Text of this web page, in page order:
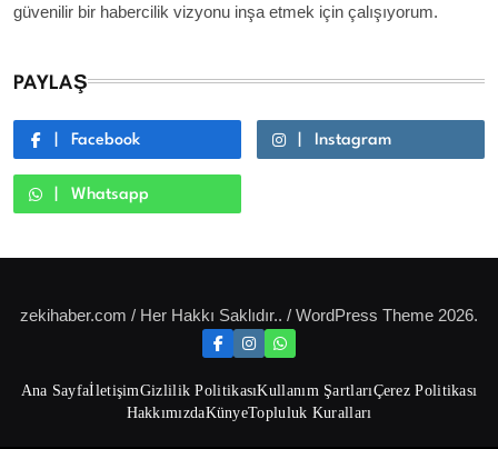
güvenilir bir habercilik vizyonu inşa etmek için çalışıyorum.
PAYLAŞ
Facebook Instagram
Whatsapp
zekihaber.com / Her Hakkı Saklıdır.. / WordPress Theme 2026.
Ana SayfaİletişimGizlilik PolitikasıKullanım ŞartlarıÇerez Politikası
HakkımızdaKünyeTopluluk Kuralları